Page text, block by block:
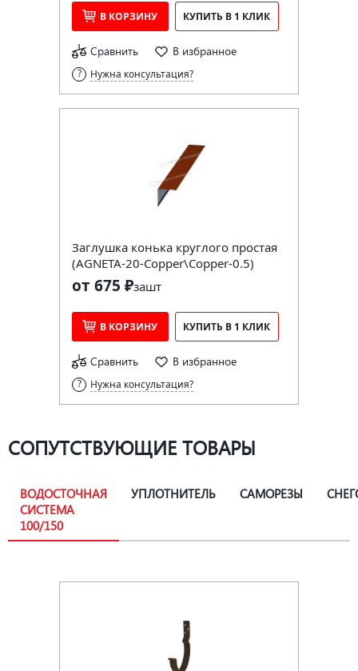
В КОРЗИНУ КУПИТЬ В 1 КЛИК
Сравнить В избранное
Нужна консультация?
Заглушка конька круглого простая
(AGNETA-20-Copper\Copper-0.5)
от 675 ₽зашт
В КОРЗИНУ КУПИТЬ В 1 КЛИК
Сравнить В избранное
Нужна консультация?
СОПУТСТВУЮЩИЕ ТОВАРЫ
ВОДОСТОЧНАЯ
СИСТЕМА
100/150
УПЛОТНИТЕЛЬ САМОРЕЗЫ